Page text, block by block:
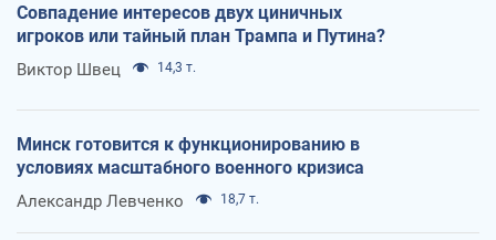
Совпадение интересов двух циничных
игроков или тайный план Трампа и Путина?
Виктор Швец 14,3 т.
Минск готовится к функционированию в
условиях масштабного военного кризиса
Александр Левченко 18,7 т.